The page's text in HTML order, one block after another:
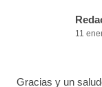
11
Gracias y un